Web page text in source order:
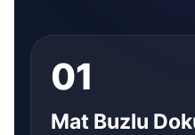
01
Mat Buzlu